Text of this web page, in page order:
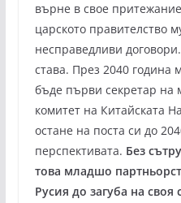
върне в свое
царското правителство
несправедливи
става. През 2040 година
бъде първи секретар на
комитет на Китайската
остане на поста си до
перспективата. Без
това младшо
Русия до загуба на своя